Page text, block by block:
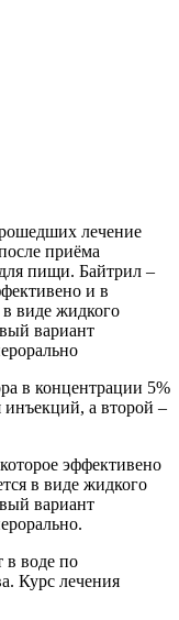
лечение
приёма
пищи. Байтрил –
и в
виде жидкого
вариант
в концентрации 5%
а второй –
эффективено
в виде жидкого
вариант
в воде по
Курс лечения